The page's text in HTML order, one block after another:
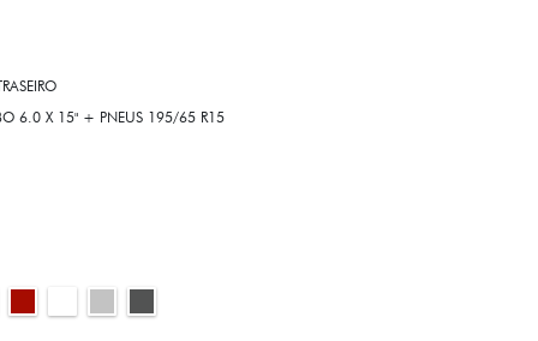
6.0 X 15" + PNEUS 195/65 R15